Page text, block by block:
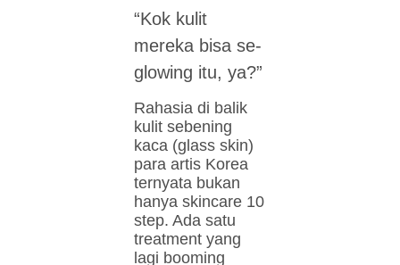
“Kok kulit
mereka bisa se-
glowing itu, ya?”
Rahasia di balik
kulit sebening
kaca (glass skin)
para artis Korea
ternyata bukan
hanya skincare 10
step. Ada satu
treatment yang
lagi booming